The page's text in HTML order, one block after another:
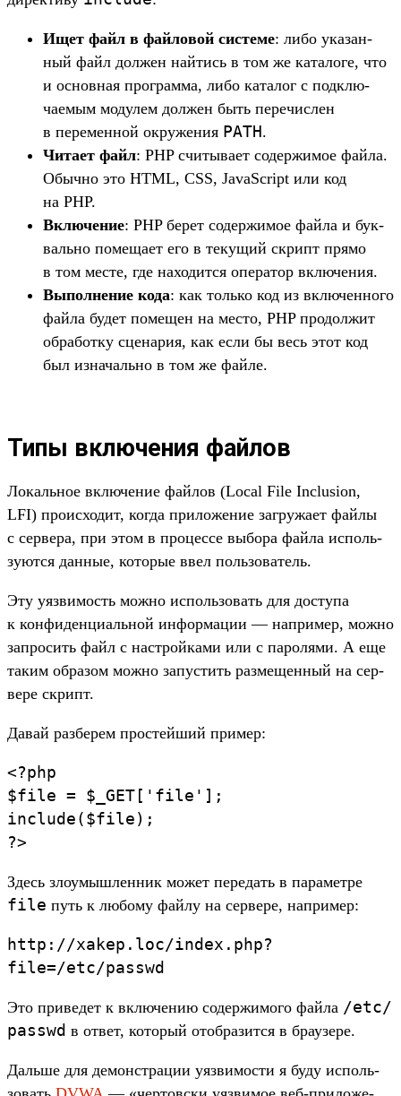
Ищет файл в фай­ловой сис­теме: либо ука­зан­
ный файл дол­жен най­тись в том же катало­ге, что
и основная прог­рамма, либо каталог с под­клю­
чаемым модулем дол­жен быть перечис­лен
в перемен­ной окру­жения PATH.
Чи­тает файл: PHP счи­тыва­ет содер­жимое фай­ла.
Обыч­но это HTML, CSS, JavaScript или код
на PHP.
Вклю­чение: PHP берет содер­жимое фай­ла и бук­
валь­но помеща­ет его в текущий скрипт пря­мо
в том мес­те, где находит­ся опе­ратор вклю­чения.
Вы­пол­нение кода: как толь­ко код из вклю­чен­ного
фай­ла будет помещен на мес­то, PHP про­дол­жит
обра­бот­ку сце­нария, как если бы весь этот код
был изна­чаль­но в том же фай­ле.
Типы включения файлов
Ло­каль­ное вклю­чение фай­лов (Local File Inclusion,
LFI) про­исхо­дит, ког­да при­ложе­ние заг­ружа­ет фай­лы
с сер­вера, при этом в про­цес­се выбора фай­ла исполь­
зуют­ся дан­ные, которые ввел поль­зователь.
Эту уяз­вимость мож­но исполь­зовать для дос­тупа
к кон­фиден­циаль­ной информа­ции — нап­ример, мож­но
зап­росить файл с нас­трой­ками или с пароля­ми. А еще
таким обра­зом мож­но запус­тить раз­мещен­ный на сер­
вере скрипт.
Да­вай раз­берем прос­тей­ший при­мер:
<?php
$file = $_GET [ 'file' ] ;
include($file) ;
?>
Здесь зло­умыш­ленник может передать в парамет­ре
file путь к любому фай­лу на сер­вере, нап­ример:
http://xakep. loc/index. php?
file=/etc/passwd
Это при­ведет к вклю­чению содер­жимого фай­ла /etc/
passwd в ответ, который отоб­разит­ся в бра­узе­ре.
Даль­ше для демонс­тра­ции уяз­вимос­ти я буду исполь­